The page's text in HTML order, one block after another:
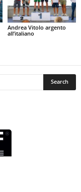
Andrea Vitolo argento
all’italiano